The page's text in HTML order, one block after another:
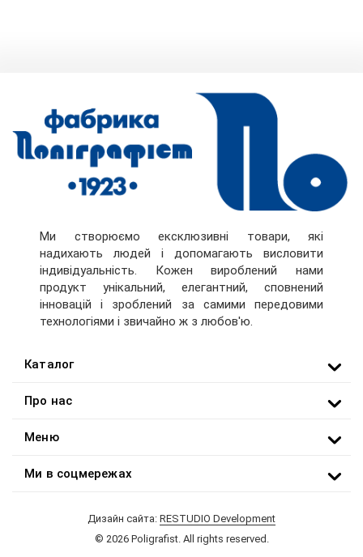
Ми створюємо ексклюзивні товари, які
надихають людей і допомагають висловити
індивідуальність. Кожен вироблений нами
продукт унікальний, елегантний, сповнений
інновацій і зроблений за самими передовими
технологіями і звичайно ж з любов'ю.
Каталог
Про нас
Меню
Ми в соцмережах
Дизайн сайта: RESTUDIO Development
© 2026 Poligrafist. All rights reserved.